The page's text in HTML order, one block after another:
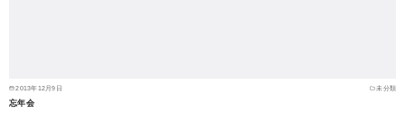
2013年12月9日 未分類
忘年会